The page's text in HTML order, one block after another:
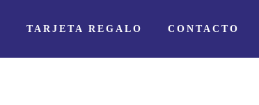
TARJETA REGALO CONTACTO